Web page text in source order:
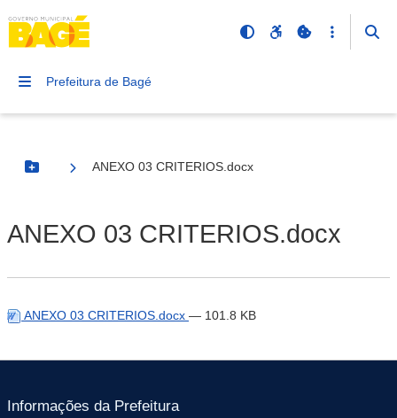
Prefeitura de Bagé
Botão Menu
ANEXO 03 CRITERIOS.docx
ANEXO 03 CRITERIOS.docx
ANEXO 03 CRITERIOS.docx — 101.8 KB
Informações da Prefeitura